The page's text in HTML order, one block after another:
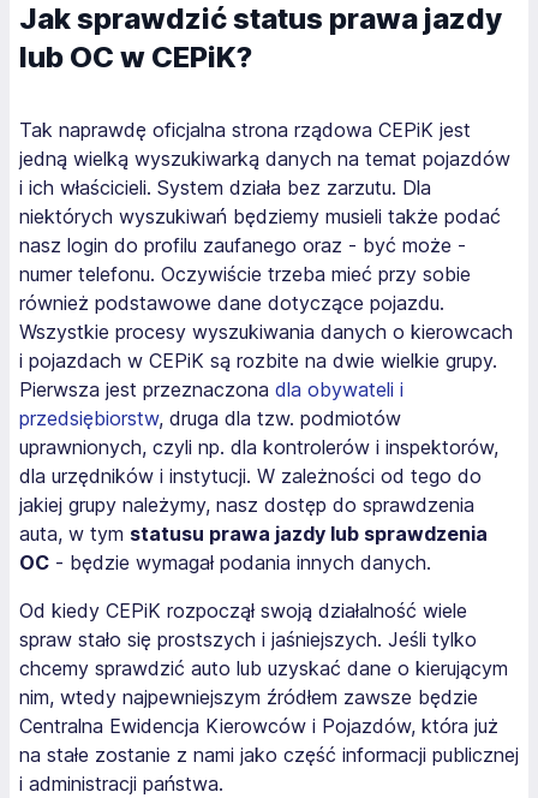
Jak sprawdzić status prawa jazdy
lub OC w CEPiK?
Tak naprawdę oficjalna strona rządowa CEPiK jest
jedną wielką wyszukiwarką danych na temat pojazdów
i ich właścicieli. System działa bez zarzutu. Dla
niektórych wyszukiwań będziemy musieli także podać
nasz login do profilu zaufanego oraz - być może -
numer telefonu. Oczywiście trzeba mieć przy sobie
również podstawowe dane dotyczące pojazdu.
Wszystkie procesy wyszukiwania danych o kierowcach
i pojazdach w CEPiK są rozbite na dwie wielkie grupy.
Pierwsza jest przeznaczona dla obywateli i
przedsiębiorstw, druga dla tzw. podmiotów
uprawnionych, czyli np. dla kontrolerów i inspektorów,
dla urzędników i instytucji. W zależności od tego do
jakiej grupy należymy, nasz dostęp do sprawdzenia
auta, w tym statusu prawa jazdy lub sprawdzenia
OC - będzie wymagał podania innych danych.
Od kiedy CEPiK rozpoczął swoją działalność wiele
spraw stało się prostszych i jaśniejszych. Jeśli tylko
chcemy sprawdzić auto lub uzyskać dane o kierującym
nim, wtedy najpewniejszym źródłem zawsze będzie
Centralna Ewidencja Kierowców i Pojazdów, która już
na stałe zostanie z nami jako część informacji publicznej
i administracji państwa.